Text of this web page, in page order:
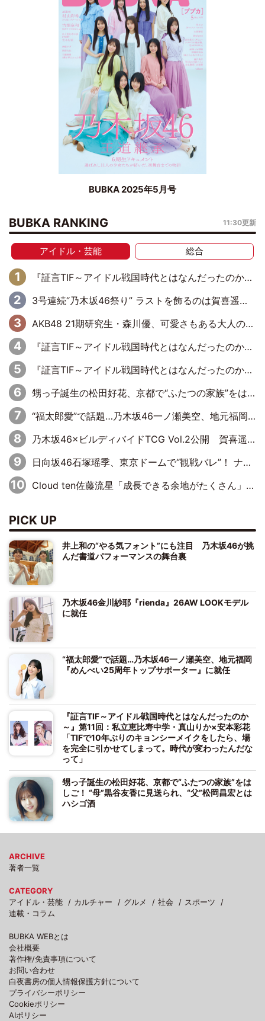
BUBKA 2025年5月号
BUBKA RANKING 11:30更新
アイドル・芸能 総合
『証言TIF～アイドル戦国時代とはなんだったのか～』第6回：でんぱ組.inc・古川未鈴×相沢梨紗「『ハロプロやりたかったな』って言ったら、夢眠ねむさんに『てめえはでんぱ組．incなんだよ！』って肩パンされて(笑)」
3号連続“乃木坂46祭り” ラストを飾るのは賀喜遥香…5年ぶりの登場に「5年分大人になった私を見ていただけたら」
AKB48 21期研究生・森川優、可愛さもある大人の女性に
『証言TIF～アイドル戦国時代とはなんだったのか～』第11回：私立恵比寿中学・真山りか×安本彩花「TIFで10年ぶりのキョンシーメイクをしたら、場を完全に引かせてしまって。時代が変わったんだなって」
『証言TIF～アイドル戦国時代とはなんだったのか～』第10回：さくら学院・武藤彩未×飯田らうら「正直、中3で辞めるというのを信じてなくて。そう言われてはいたけど、嘘でしょって」
甥っ子誕生の松田好花、京都で“ふたつの家族”をはしご！ “母”黒谷友香に見送られ、“父”松岡昌宏とはハシゴ酒
“福太郎愛”で話題…乃木坂46一ノ瀬美空、地元福岡『めんべい25周年トップサポーター』に就任
乃木坂46×ビルディバイドTCG Vol.2公開 賀喜遥香＆田村真佑が『京まふ』ステージに登壇
日向坂46石塚瑶季、東京ドームで“観戦バレ”！ ナイツ・塙も認めた「巨人に詳しすぎるアイドル」は元VENUSスクール生で杉内コーチ推し⁉
Cloud ten佐藤流星「成長できる余地がたくさん」、本田高優「何度見ても飽きない公演に」
PICK UP
井上和の“やる気フォント”にも注目 乃木坂46が挑
んだ書道パフォーマンスの舞台裏
乃木坂46金川紗耶『rienda』26AW LOOKモデル
に就任
“福太郎愛”で話題…乃木坂46一ノ瀬美空、地元福岡
『めんべい25周年トップサポーター』に就任
『証言TIF～アイドル戦国時代とはなんだったのか
～』第11回：私立恵比寿中学・真山りか×安本彩花
「TIFで10年ぶりのキョンシーメイクをしたら、場
を完全に引かせてしまって。時代が変わったんだな
って」
甥っ子誕生の松田好花、京都で“ふたつの家族”をは
しご！ “母”黒谷友香に見送られ、“父”松岡昌宏とは
ハシゴ酒
ARCHIVE
著者一覧
CATEGORY
アイドル・芸能
カルチャー グルメ 社会
スポーツ
連載・コラム
BUBKA WEBとは
会社概要
著作権/免責事項について
お問い合わせ
白夜書房の個人情報保護方針について
プライバシーポリシー
Cookieポリシー
AIポリシー